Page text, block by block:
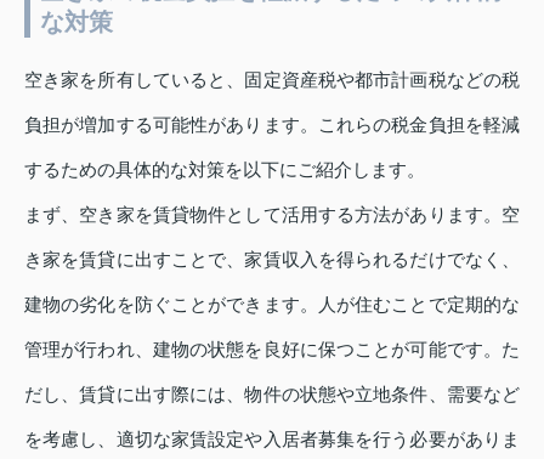
な対策
空き家を所有していると、固定資産税や都市計画税などの税
負担が増加する可能性があります。これらの税金負担を軽減
するための具体的な対策を以下にご紹介します。
まず、空き家を賃貸物件として活用する方法があります。空
き家を賃貸に出すことで、家賃収入を得られるだけでなく、
建物の劣化を防ぐことができます。人が住むことで定期的な
管理が行われ、建物の状態を良好に保つことが可能です。た
だし、賃貸に出す際には、物件の状態や立地条件、需要など
を考慮し、適切な家賃設定や入居者募集を行う必要がありま